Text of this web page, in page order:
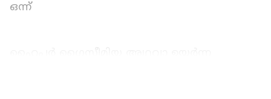
ഒന്ന്